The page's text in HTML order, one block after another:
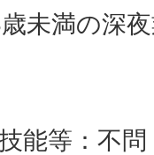
未満の深
能等：不問